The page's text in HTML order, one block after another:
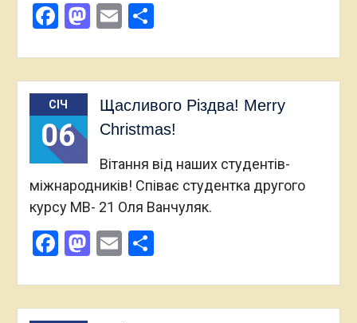
Facebook
Mastodon
EmailПоділитися
СІЧ
06
Щасливого Різдва! Merry
Christmas!
Вітання від наших студентів-
міжнародників! Співає студентка другого
курсу МВ- 21 Оля Ванчуляк.
Facebook
Mastodon
EmailПоділитися